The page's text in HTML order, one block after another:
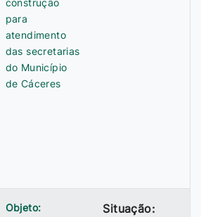
construção
para
atendimento
das secretarias
do Município
de Cáceres
Objeto:
Situação: